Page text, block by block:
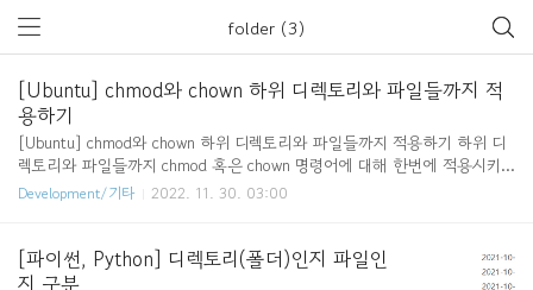
folder (3)
[Ubuntu] chmod와 chown 하위 디렉토리와 파일들까지 적
용하기
[Ubuntu] chmod와 chown 하위 디렉토리와 파일들까지 적용하기 하위 디
렉토리와 파일들까지 chmod 혹은 chown 명령어에 대해 한번에 적용시키
고 싶다면 -R(recursive) 옵션을 사용하면 한번에 적용할 수 있다. chmod -
rea test https://nachwon.github.io/shell-chmod/ [Shell] chmod - 파일
및 폴더의 권한 설정 chmod 셸 명령어는 파일 또는 폴더의 권한을 변경할
Development/기타 2022. 11. 30. 03:00
[파이썬, Python] 디렉토리(폴더)인지 파일인
지 구분